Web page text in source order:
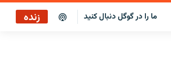
ما را در گوگل دنبال کنید زنده